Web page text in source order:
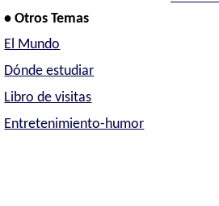
• Otros Temas
El Mundo
Dónde estudiar
Libro de visitas
Entretenimiento-humor